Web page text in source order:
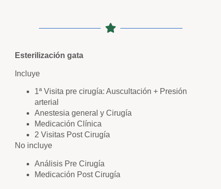
Esterilización gata
Incluye
1ª Visita pre cirugía: Auscultación + Presión
arterial
Anestesia general y Cirugía
Medicación Clínica
2 Visitas Post Cirugía
No incluye
Análisis Pre Cirugía
Medicación Post Cirugía